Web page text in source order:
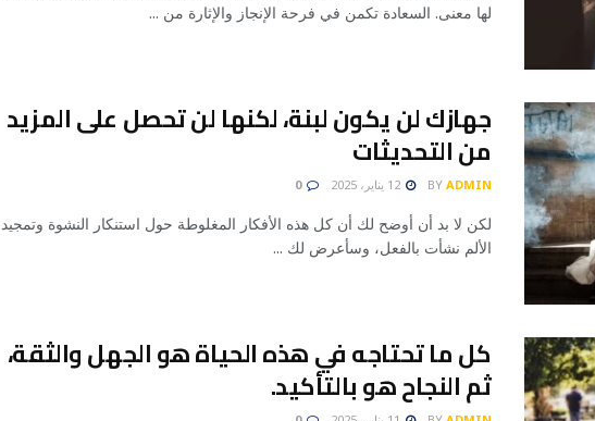
لها معنى. السعادة تكمن في فرحة الإنجاز والإثارة من ...
جهازك لن يكون لبنة، لكنها لن تحصل على المزيد
من التحديثات
BY ADMIN
0
لكن لا بد أن أوضح لك أن كل هذه الأفكار المغلوطة حول استنكار النشوة وتمجيد
الألم نشأت بالفعل، وسأعرض لك ...
كل ما تحتاجه في هذه الحياة هو الجهل والثقة،
ثم النجاح هو بالتأكيد.